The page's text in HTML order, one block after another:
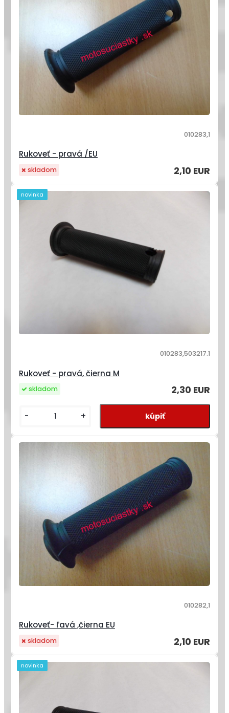
Rukoveť - pravá /EU
010283,1
2,10 EUR
skladom
Rukoveť - pravá, čierna M
010283,503217.1
2,30 EUR
skladom
- +
novinka
Rukoveť- ľavá ,čierna EU
010282,1
2,10 EUR
skladom
novinka